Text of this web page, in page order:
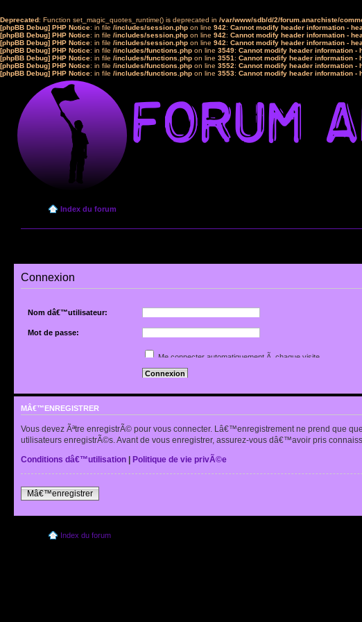
Deprecated: Function set_magic_quotes_runtime() is deprecated in /var/www/sdb/d/2/forum.anarchiste/
[phpBB Debug] PHP Notice: in file /includes/session.php on line 942: Cannot modify header information -
[phpBB Debug] PHP Notice: in file /includes/session.php on line 942: Cannot modify header information -
[phpBB Debug] PHP Notice: in file /includes/session.php on line 942: Cannot modify header information -
[phpBB Debug] PHP Notice: in file /includes/functions.php on line 3549: Cannot modify header information -
[phpBB Debug] PHP Notice: in file /includes/functions.php on line 3551: Cannot modify header information -
[phpBB Debug] PHP Notice: in file /includes/functions.php on line 3552: Cannot modify header information -
[phpBB Debug] PHP Notice: in file /includes/functions.php on line 3553: Cannot modify header information -
Index du forum
Connexion
Nom dâ€™utilisateur:
Mot de passe:
Renvoyer lâ€™e-mail de confirmation
Me connecter automatiquement Ã chaque visite
Cacher mon statut en ligne pour cette session
MÂ€™ENREGISTRER
Vous devez Ãªtre enregistrÃ© pour vous connecter. Lâ€™enregistrement ne prend que
utilisateurs enregistrÃ©s. Avant de vous enregistrer, assurez-vous dâ€™avoir pris
Conditions dâ€™utilisation
Politique de vie privÃ©e
Mâ€™enregistrer
Index du forum